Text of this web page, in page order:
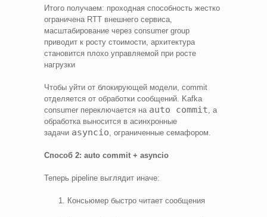
Итого получаем: проходная способность жестко
ограничена RTT внешнего сервиса,
масштабирование через consumer group
приводит к росту стоимости, архитектура
становится плохо управляемой при росте
нагрузки
Чтобы уйти от блокирующей модели, commit
отделяется от обработки сообщений. Kafka
consumer переключается на auto commit, а
обработка выносится в асинхронные
задачи asyncio, ограниченные семафором.
Способ 2: auto commit + asyncio
Теперь pipeline выглядит иначе:
Консьюмер быстро читает сообщения